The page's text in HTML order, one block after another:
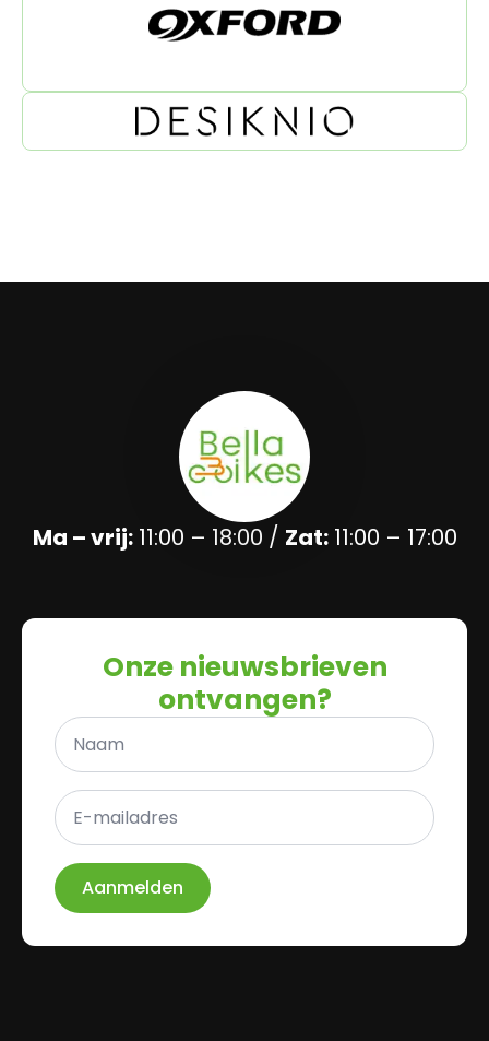
Ma – vrij:11:00 – 18:00 / Zat:11:00 – 17:00
Onze nieuwsbrieven
ontvangen?
Naam
E-
mailadres
*
Aanmelden